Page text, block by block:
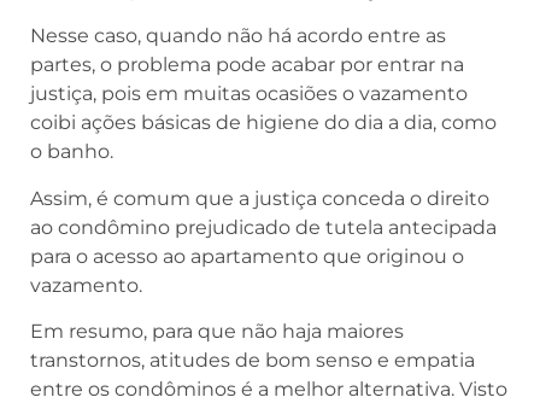
Nesse caso, quando não há acordo entre as
partes, o problema pode acabar por entrar na
justiça, pois em muitas ocasiões o vazamento
coibi ações básicas de higiene do dia a dia, como
o banho.
Assim, é comum que a justiça conceda o direito
ao condômino prejudicado de tutela antecipada
para o acesso ao apartamento que originou o
vazamento.
Em resumo, para que não haja maiores
transtornos, atitudes de bom senso e empatia
entre os condôminos é a melhor alternativa. Visto